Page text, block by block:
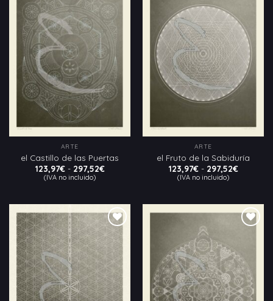
Añadir
a la
lista
de
deseos
ARTE
el Castillo de las Puertas
123,97€ - 297,52€Rango
hasta
297,52€
(IVA no incluido)
Añadir
a la
lista
de
deseos
ARTE
el Fruto de la Sabiduría
123,97€ - 297,52€Rango
hasta
297,52€
(IVA no incluido)
Añadir
a la
lista
de
deseos
Añadir
a la
lista
de
deseos